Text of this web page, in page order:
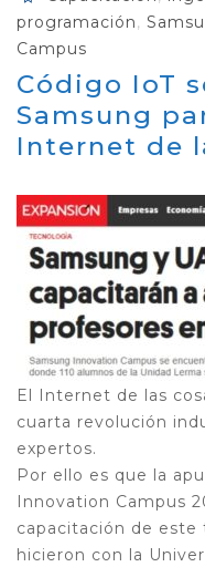
programación,
Campus
Código IoT
Samsung
Internet de
El Internet de las
cuarta revolución
expertos.
Por ello es que la
Innovation Campus
capacitación de este
hicieron con la